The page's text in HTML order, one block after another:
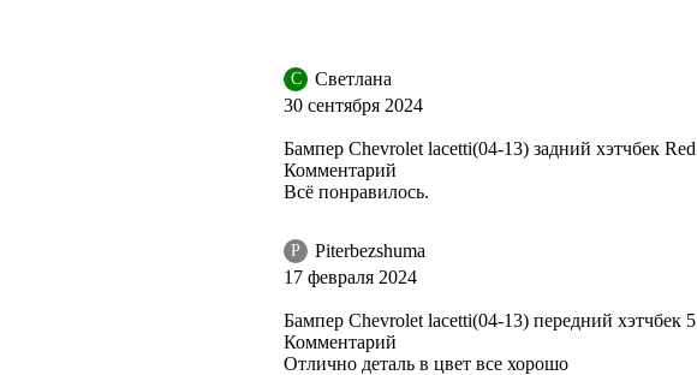
ARCTIC WHITE, BIALY SUMMIT (СОЛИД)
С
Светлана
30 сентября 2024
Бампер Chevrolet lacetti(04-13) задний хэтчбек Red
Комментарий
Всё понравилось.
P
Piterbezshuma
17 февраля 2024
Бампер Chevrolet lacetti(04-13) передний хэтчбек 5
Комментарий
Отлично деталь в цвет все хорошо